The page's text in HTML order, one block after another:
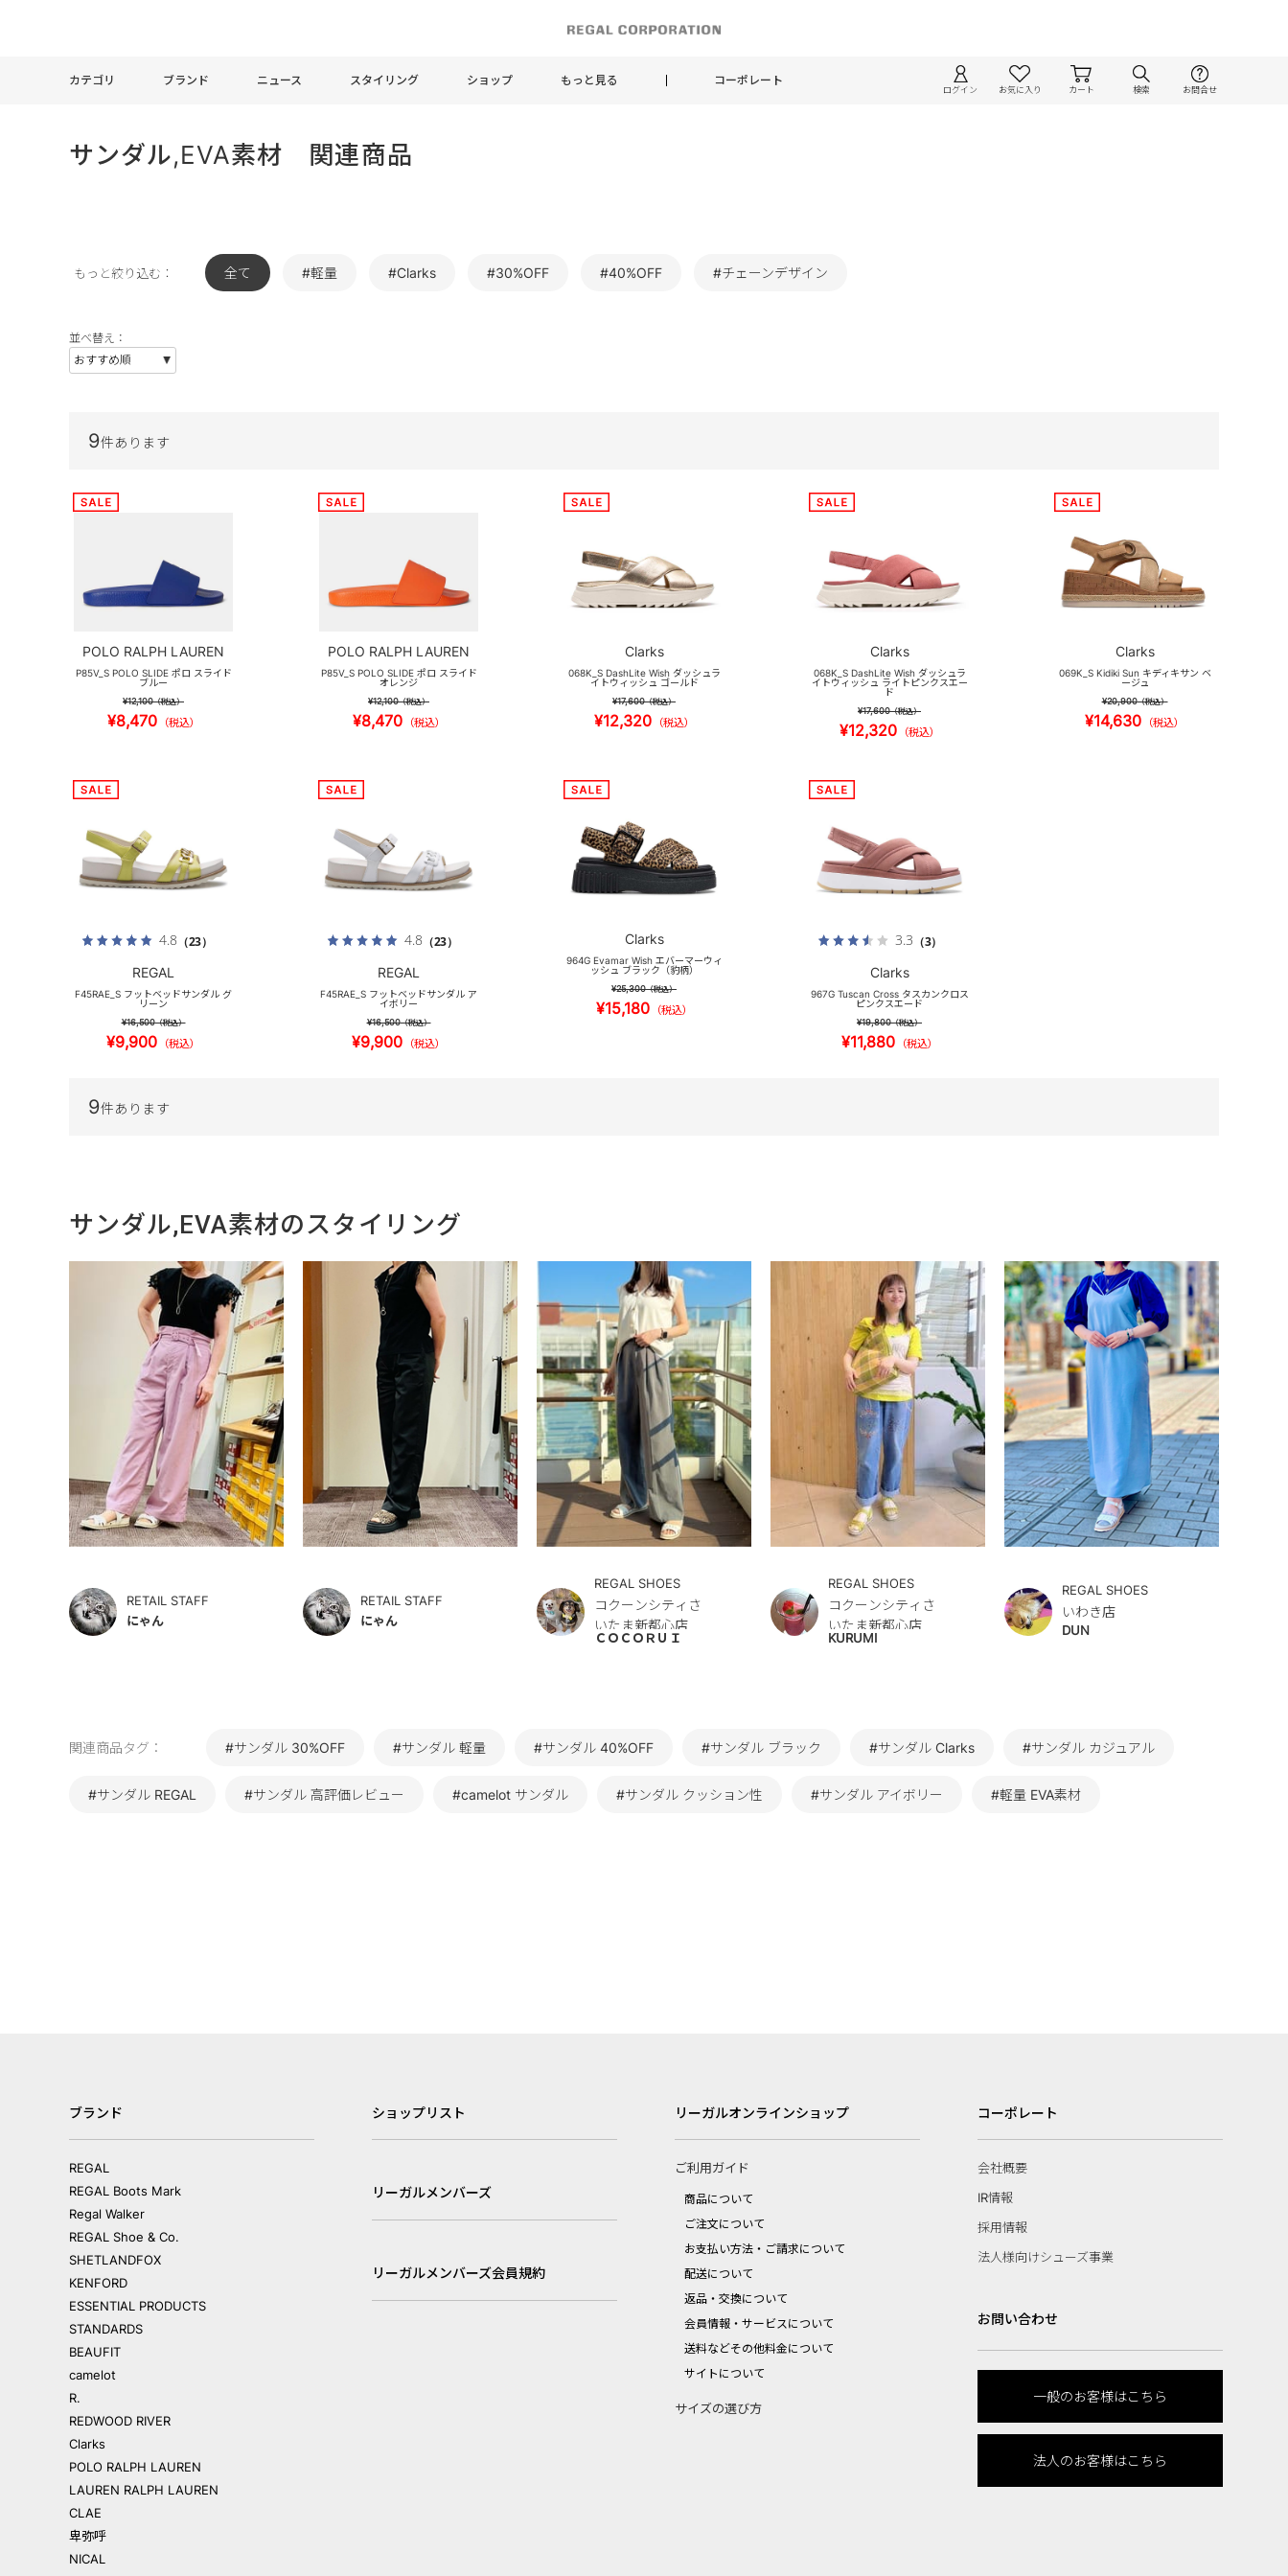
カテゴリ ブランド ニュース スタイリング ショップ もっと見る コーポレート
ログイン お気に入り カート 検索 お問合せ
サンダル,EVA素材 関連商品
もっと絞り込む： 全て #軽量 #Clarks #30%OFF #40%OFF #チェーンデザイン
並べ替え：
9件あります
POLO RALPH LAUREN
P85V_S POLO SLIDE ポロ スライド
ブルー
¥12,100（税込）
¥8,470 （税込）
POLO RALPH LAUREN
P85V_S POLO SLIDE ポロ スライド
オレンジ
¥12,100（税込）
¥8,470 （税込）
Clarks
068K_S DashLite Wish ダッシュラ
イトウィッシュ ゴールド
¥17,600（税込）
¥12,320 （税込）
Clarks
068K_S DashLite Wish ダッシュラ
イトウィッシュ ライトピンクスエー
ド
¥17,600（税込）
¥12,320 （税込）
Clarks
069K_S Kidiki Sun キディキサン ベ
ージュ
¥20,900（税込）
¥14,630 （税込）
4.8 （23）
REGAL
F45RAE_S フットベッドサンダル グ
リーン
¥16,500（税込）
¥9,900 （税込）
4.8 （23）
REGAL
F45RAE_S フットベッドサンダル ア
イボリー
¥16,500（税込）
¥9,900 （税込）
Clarks
964G Evamar Wish エバーマーウィ
ッシュ ブラック（豹柄）
¥25,300（税込）
¥15,180 （税込）
3.3 （3）
Clarks
967G Tuscan Cross タスカンクロス
ピンクスエード
¥19,800（税込）
¥11,880 （税込）
9件あります
サンダル,EVA素材のスタイリング
RETAIL STAFF
にゃん
RETAIL STAFF
にゃん
REGAL SHOES
コクーンシティさ
いたま新都心店
ＣＯＣＯＲＵＩ
REGAL SHOES
コクーンシティさ
いたま新都心店
KURUMI
REGAL SHOES
いわき店
DUN
関連商品タグ： #サンダル 30%OFF #サンダル 軽量 #サンダル 40%OFF #サンダル ブラック #サンダル Clarks #サンダル カジュアル
#サンダル REGAL #サンダル 高評価レビュー #camelot サンダル #サンダル クッション性 #サンダル アイボリー #軽量 EVA素材
ブランド
REGAL
REGAL Boots Mark
Regal Walker
REGAL Shoe & Co.
SHETLANDFOX
KENFORD
ESSENTIAL PRODUCTS
STANDARDS
BEAUFIT
camelot
R.
REDWOOD RIVER
Clarks
POLO RALPH LAUREN
LAUREN RALPH LAUREN
CLAE
卑弥呼
NICAL
ショップリスト
リーガルメンバーズ
リーガルメンバーズ会員規約
リーガルオンラインショップ
ご利用ガイド
商品について
ご注文について
お支払い方法・ご請求について
配送について
返品・交換について
会員情報・サービスについて
送料などその他料金について
サイトについて
サイズの選び方
コーポレート
会社概要
IR情報
採用情報
法人様向けシューズ事業
お問い合わせ
一般のお客様はこちら
法人のお客様はこちら